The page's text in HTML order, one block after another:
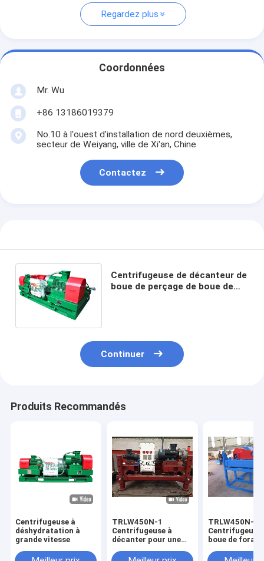
Regardez plus
Coordonnées
Mr. Wu
+86 13186019379
No.10 à l'ouest d'installation de nord deuxièmes,
secteur de Weiyang, ville de Xi'an, Chine
Contactez
Centrifugeuse de décanteur de
boue de perçage de boue de
Continuer
Produits Recommandés
Centrifugeuse à
déshydratation à
grande vitesse
TRLW450N-1
Centrifugeuse à
décanter pour une
des solides
TRLW450N-2
Centrifugeuse
boue de
maximale,